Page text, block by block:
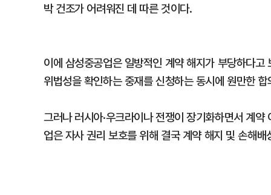
박 건조가 어려워진 데 따른 것이다.
이에 삼성중공업은 일방적인 계약 해지가 부당하다
위법성을 확인하는 중재를 신청하는 동시에 원만한
그러나 러시아·우크라이나 전쟁이 장기화하면서 계
업은 자사 권리 보호를 위해 결국 계약 해지 및 손해